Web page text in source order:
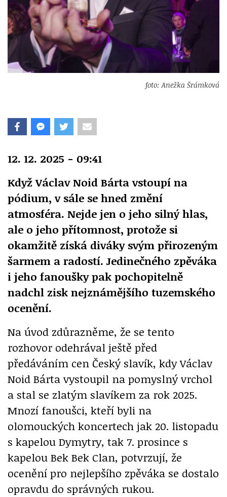
foto: Anežka Šrámková
12. 12. 2025 - 09:41
Když Václav Noid Bárta vstoupí na
pódium, v sále se hned změní
atmosféra. Nejde jen o jeho silný hlas,
ale o jeho přítomnost, protože si
okamžitě získá diváky svým přirozeným
šarmem a radostí. Jedinečného zpěváka
i jeho fanoušky pak pochopitelně
nadchl zisk nejznámějšího tuzemského
ocenění.
Na úvod zdůrazněme, že se tento
rozhovor odehrával ještě před
předáváním cen Český slavík, kdy Václav
Noid Bárta vystoupil na pomyslný vrchol
a stal se zlatým slavíkem za rok 2025.
Mnozí fanoušci, kteří byli na
olomouckých koncertech jak 20. listopadu
s kapelou Dymytry, tak 7. prosince s
kapelou Bek Bek Clan, potvrzují, že
ocenění pro nejlepšího zpěváka se dostalo
opravdu do správných rukou.